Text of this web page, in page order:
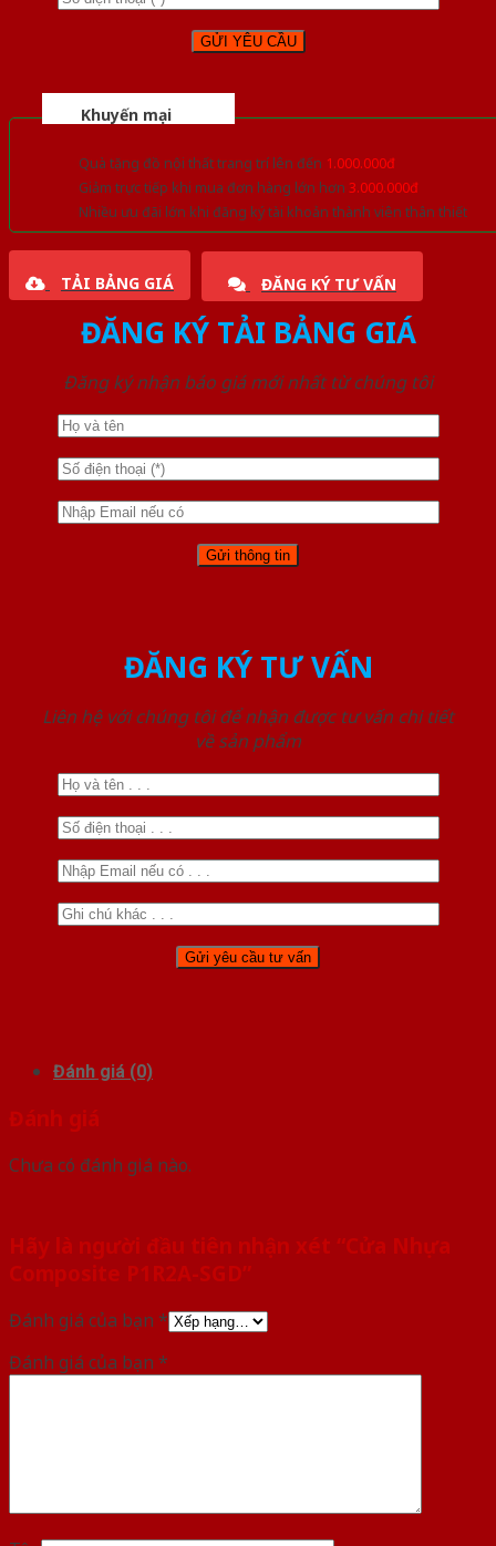
Khuyến mại
Quà tặng đồ nội thất trang trí lên đến 1.000.000đ
Giảm trực tiếp khi mua đơn hàng lớn hơn 3.000.000đ
Nhiều ưu đãi lớn khi đăng ký tài khoản thành viên thân thiết
TẢI BẢNG GIÁ ĐĂNG KÝ TƯ VẤN
ĐĂNG KÝ TẢI BẢNG GIÁ
Đăng ký nhận báo giá mới nhất từ chúng tôi
ĐĂNG KÝ TƯ VẤN
Liên hệ với chúng tôi để nhận được tư vấn chi tiết
về sản phẩm
Đánh giá (0)
Đánh giá
Chưa có đánh giá nào.
Hãy là người đầu tiên nhận xét “Cửa Nhựa
Composite P1R2A-SGD”
Đánh giá của bạn *
Đánh giá của bạn *